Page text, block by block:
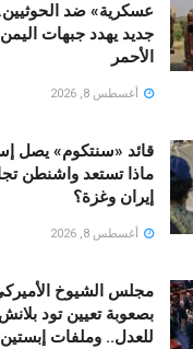
عسكرية» ضد
جديد يهدد جبهات اليمن
الأحمر
أغسطس 8, 2026
قائد «سنتكوم» يصل
ماذا تستعد واشنطن
إيران وغزة؟
أغسطس 8, 2026
مجلس الشيوخ
بصعوبة تعيين تود بلانش
للعدل.. وملفات إبستين